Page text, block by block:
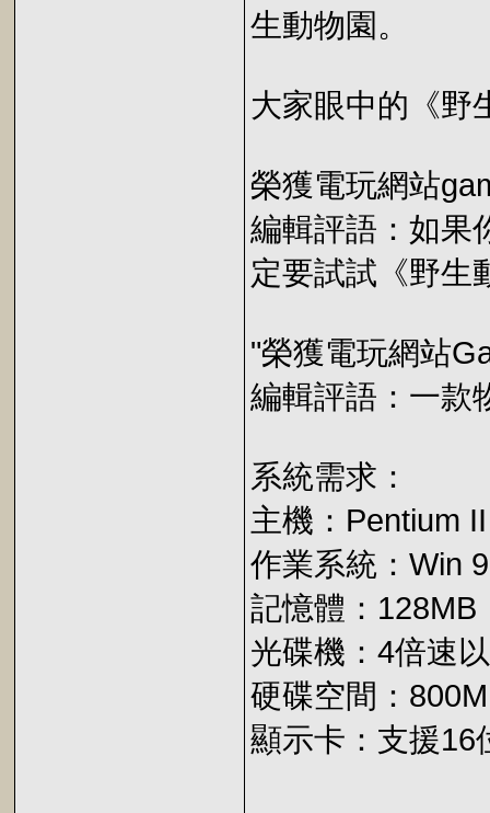
生動物園。
大家眼中的《野
榮獲電玩網站
編輯評語：如果
定要試試《野生
"榮獲電玩網站
編輯評語：一款
系統需求：
主機：Pentium
作業系統：Win
記憶體：128MB
光碟機：4倍速
硬碟空間：
顯示卡：支援16